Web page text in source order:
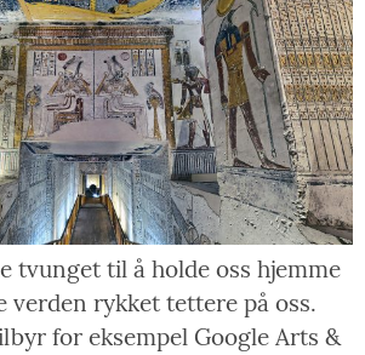
tvunget til å holde oss hjemme
verden rykket tettere på oss.
for eksempel Google Arts &